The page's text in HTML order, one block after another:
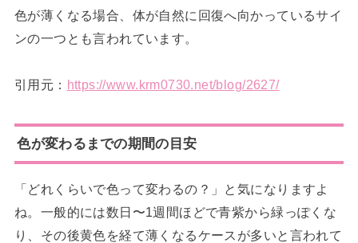
色が薄くなる場合、体が自然に回復へ向かっているサイ
ンの一つとも言われています。
引用元： https://www.krm0730.net/blog/2627/
色が変わるまでの期間の目安
「どれくらいで色って変わるの？」と気になりますよ
ね。一般的には数日〜1週間ほどで青紫から緑っぽくな
り、その後黄色を経て薄くなるケースが多いと言われて